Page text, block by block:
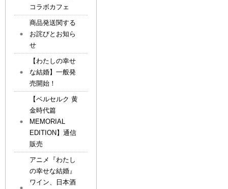
コラボカフェ
商品発送関する
お詫びとお知ら
せ
【わたしの幸せ
な結婚】一般発
売開始！
【ベルセルク 黄
金時代篇
MEMORIAL
EDITION】通信
販売
アニメ『わたし
の幸せな結婚』
ワイン、日本酒